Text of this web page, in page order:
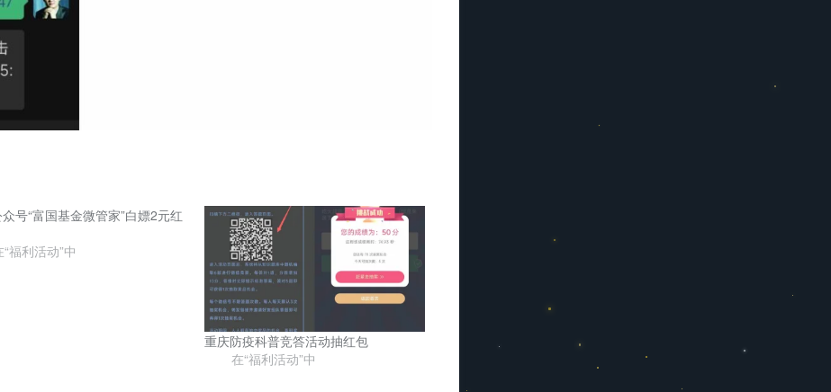
号“富国基金微管家”白嫖2元红
“福利活动”中
重庆防疫科普竞答活动抽红包
在“福利活动”中